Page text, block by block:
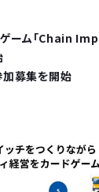
ゲーム「Chain
加募集を開始